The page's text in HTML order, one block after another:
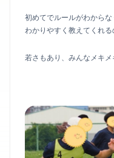
初めてでルールがわから
わかりやすく教えてくれる
若さもあり、みんなメキメ